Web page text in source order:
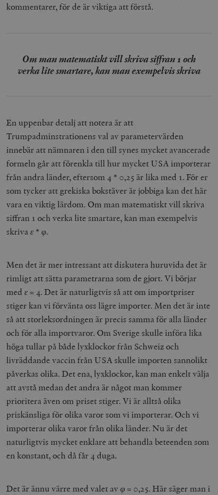
kommentarer, för de är viktiga att förstå.
Om man matematiskt vill skriva siffran 1 och
verka lite smartare, kan man exempelvis skriva
En uppenbar detalj att notera är att
Trumpadminstrationens val av parametervärden
innebär att nämnaren i den till synes mycket avancerade
formeln går att förenkla till hur mycket USA importerar
från andra länder, eftersom 4 * 0,25 är lika med 1. För er
som tycker att grekiska bokstäver är jobbiga kan det här
vara en viktig lärdom. Om man matematiskt vill skriva
siffran 1 och verka lite smartare, kan man exempelvis
skrivaε * φ.
Men det är mer intressant att diskutera huruvida det är
rimligt att sätta parametrarna som de gjort. Vi börjar
medε= 4. Det är naturligtvis så att om importpriser
stiger kan vi förvänta oss lägre importer. Men det är inte
så att storleksordningen är precis samma för alla länder
och för alla importvaror. Om Sverige skulle införa lika
höga tullar på både lyxklockor från Schweiz och
livräddande vaccin från USA skulle importen sannolikt
påverkas olika. Det ena, lyxklockor, kan man enkelt välja
att avstå medan det andra är något man kommer
prioritera även om priset stiger. Vi är alltså olika
priskänsliga för olika varor som vi importerar. Och vi
importerar olika varor från olika länder. Nu är det
naturligtvis mycket enklare att behandla beteenden som
en konstant, och då får 4 duga.
Det är ännu värre med valet avφ= 0,25. Här säger man i